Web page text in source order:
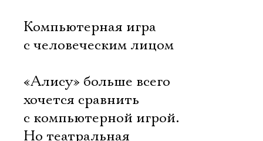
Компьютерная игра
с человеческим лицом
«Алису» больше всего
хочется сравнить
с компьютерной игрой.
Но театральная